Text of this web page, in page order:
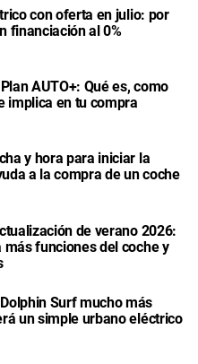
con oferta en julio: por
financiación al 0%
AUTO+: Qué es, como
implica en tu compra
y hora para iniciar la
a la compra de un coche
de verano 2026:
más funciones del coche y
Surf mucho más
un simple urbano eléctrico